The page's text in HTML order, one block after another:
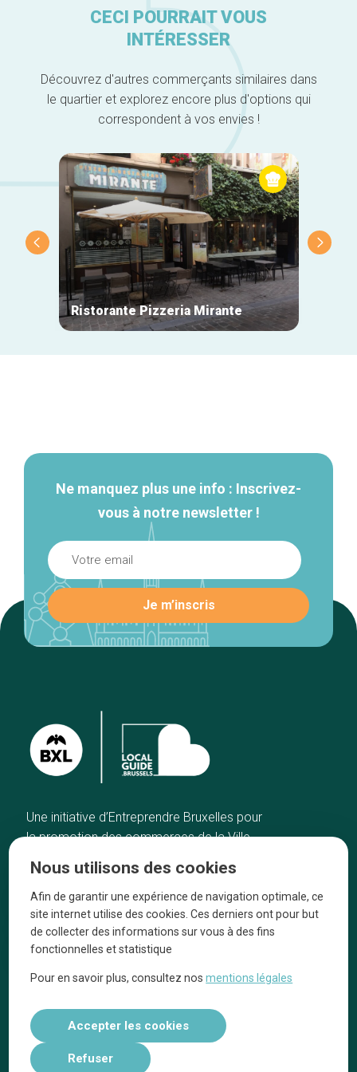
CECI POURRAIT VOUS
INTÉRESSER
Découvrez d'autres commerçants similaires dans
le quartier et explorez encore plus d'options qui
correspondent à vos envies !
Ristorante Pizzeria Mirante
Ne manquez plus une info : Inscrivez-
vous à notre newsletter !
Une initiative d’Entreprendre Bruxelles pour
la promotion des commerces de la Ville
Accueil
Bonnes adresses
Quartiers
Blog
Tops 10
Artisans
A propos
On parle de nous
Nous utilisons des cookies
Afin de garantir une expérience de navigation optimale, ce
site internet utilise des cookies. Ces derniers ont pour but
de collecter des informations sur vous à des fins
fonctionnelles et statistique
Pour en savoir plus, consultez nosmentions légales
Accepter les cookies
Refuser